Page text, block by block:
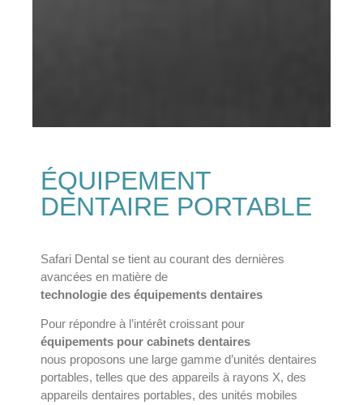
ÉQUIPEMENT
DENTAIRE PORTABLE
Safari Dental se tient au courant des dernières
avancées en matière de
technologie des équipements dentaires
Pour répondre à l’intérêt croissant pour
équipements pour cabinets dentaires
nous proposons une large gamme d’unités dentaires
portables, telles que des appareils à rayons X, des
appareils dentaires portables, des unités mobiles